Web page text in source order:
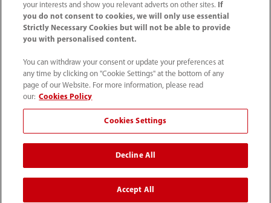
Privacy Policy｜Contattaci｜Codice Etico｜
Modello 231
Trasparenza｜Whistleblowing
Ltd. Tutti i diritti riservati.
Mindray Medical Italy S.r.l. ha ottenuto ilRating di Legalità
pubblicato sul sito dell'AGCM
*I collegamenti ai social media presenti su questo sito
your interests and show you relevant adverts on other sites.
If
you do not consent to cookies, we will only use essential
Strictly Necessary Cookies but will not be able to provide
you with personalised content.
You can withdraw your consent or update your preferences at
any time by clicking on "Cookie Settings" at the bottom of any
page of our Website. For more information, please read
our: Cookies Policy
Cookies Settings
Decline All
Accept All